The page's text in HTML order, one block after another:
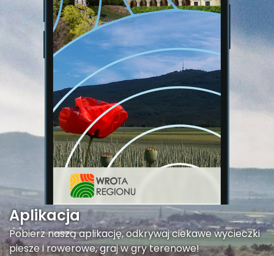
Aplikacja
Pobierz naszą aplikację, odkrywaj ciekawe wycieczki
piesze i rowerowe, graj w gry terenowe!